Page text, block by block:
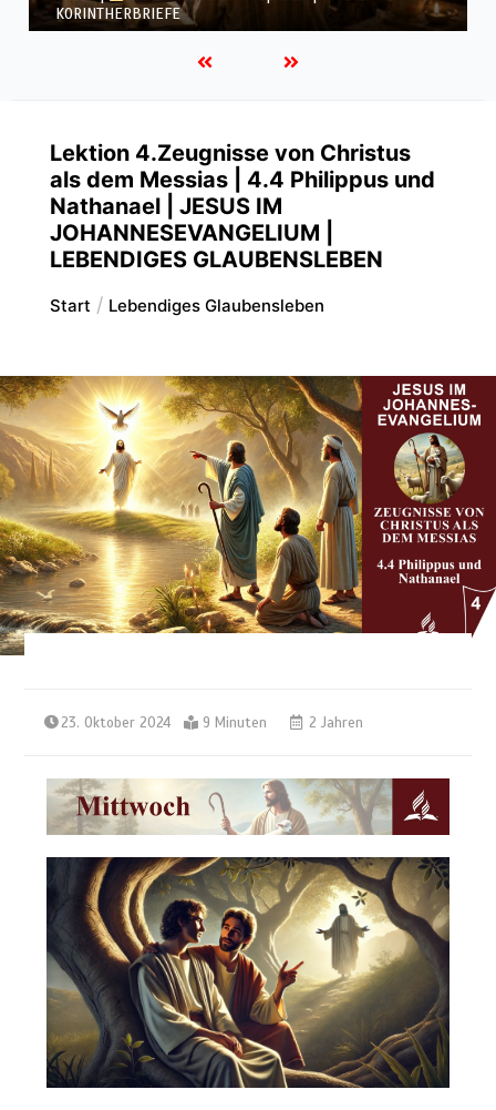
KORINTHERBRIEFE
Lektion 4.Zeugnisse von Christus
als dem Messias | 4.4 Philippus und
Nathanael | JESUS IM
JOHANNESEVANGELIUM |
LEBENDIGES GLAUBENSLEBEN
Start Lebendiges Glaubensleben
23. Oktober 2024 9 Minuten 2 Jahren